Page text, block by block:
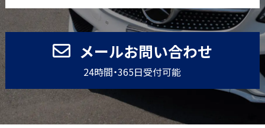
メールお問い合わせ
24時間・365日受付可能